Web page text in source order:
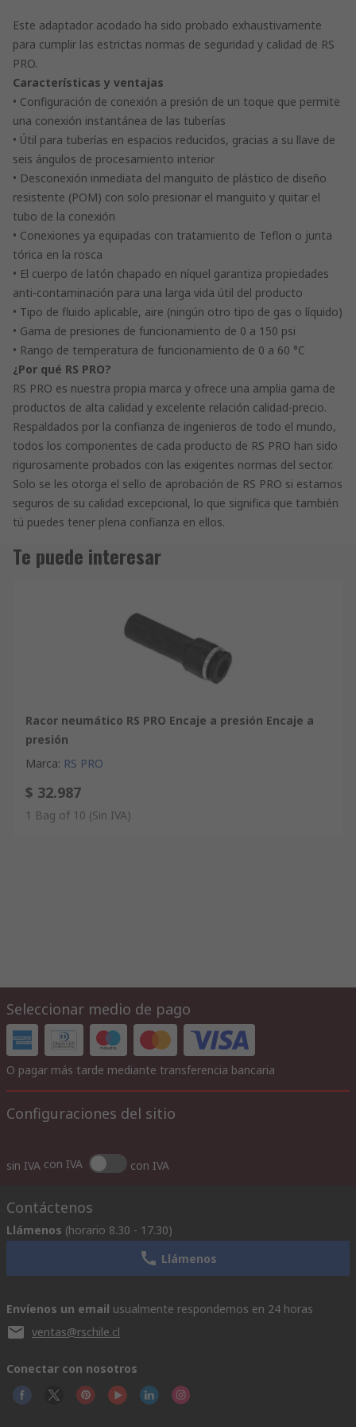
Este adaptador acodado ha sido probado exhaustivamente
para cumplir las estrictas normas de seguridad y calidad de RS
PRO.
Características y ventajas
• Configuración de conexión a presión de un toque que permite
una conexión instantánea de las tuberías
• Útil para tuberías en espacios reducidos, gracias a su llave de
seis ángulos de procesamiento interior
• Desconexión inmediata del manguito de plástico de diseño
resistente (POM) con solo presionar el manguito y quitar el
tubo de la conexión
• Conexiones ya equipadas con tratamiento de Teflon o junta
tórica en la rosca
• El cuerpo de latón chapado en níquel garantiza propiedades
anti-contaminación para una larga vida útil del producto
• Tipo de fluido aplicable, aire (ningún otro tipo de gas o líquido)
• Gama de presiones de funcionamiento de 0 a 150 psi
• Rango de temperatura de funcionamiento de 0 a 60 °C
¿Por qué RS PRO?
RS PRO es nuestra propia marca y ofrece una amplia gama de
productos de alta calidad y excelente relación calidad-precio.
Respaldados por la confianza de ingenieros de todo el mundo,
todos los componentes de cada producto de RS PRO han sido
rigurosamente probados con las exigentes normas del sector.
Solo se les otorga el sello de aprobación de RS PRO si estamos
seguros de su calidad excepcional, lo que significa que también
tú puedes tener plena confianza en ellos.
Te puede interesar
Racor neumático RS PRO Encaje a presión Encaje a
presión
Marca: RS PRO
$ 32.987
1 Bag of 10 (Sin IVA)
Seleccionar medio de pago
O pagar más tarde mediante transferencia bancaria
Configuraciones del sitio
sin IVA con IVA con IVA
Contáctenos
Llámenos (horario 8.30 - 17.30)
Llámenos
Envíenos un email usualmente respondemos en 24 horas
ventas@rschile.cl
Conectar con nosotros